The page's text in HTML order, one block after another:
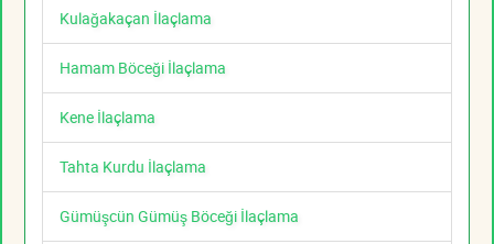
Kulağakaçan İlaçlama
Hamam Böceği İlaçlama
Kene İlaçlama
Tahta Kurdu İlaçlama
Gümüşcün Gümüş Böceği İlaçlama